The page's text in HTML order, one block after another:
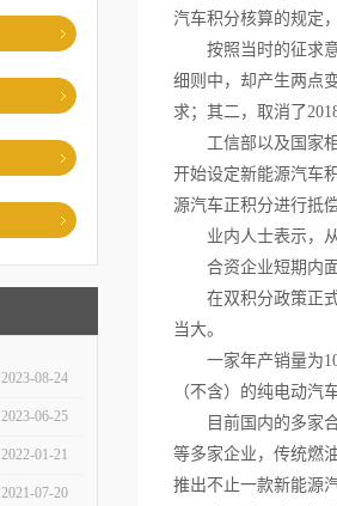
2023-08-24
2023-06-25
2022-01-21
2021-07-20
汽车积分核算的规定
按照当时的征求意
细则中，却产生两点
求；其二，取消了
工信部以及国家相
开始设定新能源汽车
源汽车正积分进行抵
业内人士表示，从
合资企业短期内面
在双积分政策正式
当大。
一家年产销量为100
（不含）的纯电动汽
目前国内的多家合
等多家企业，传统燃
推出不止一款新能源